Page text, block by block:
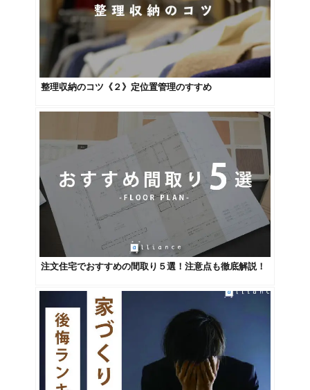
整理収納のコツ《２》定位置管理のすすめ
注文住宅でおすすめの間取り５選！注意点も徹底解説！